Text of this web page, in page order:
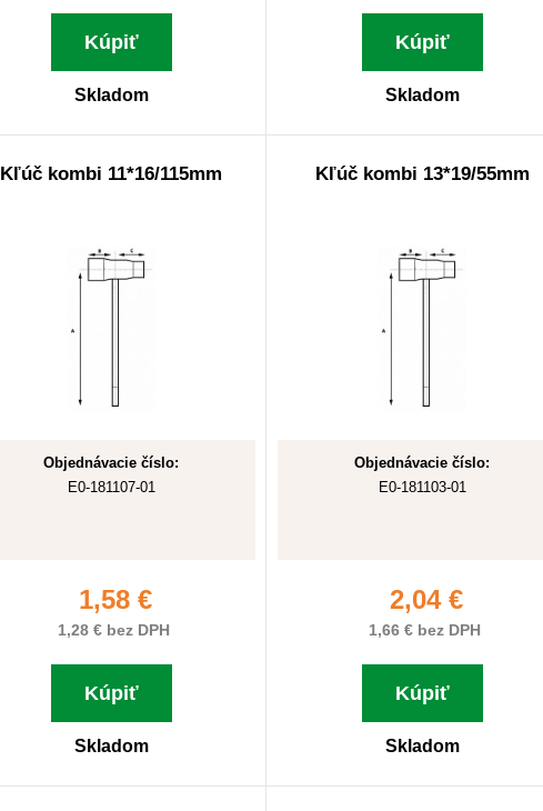
Kúpiť
Skladom
Kúpiť
Skladom
Kľúč kombi 11*16/115mm
Objednávacie číslo:
E0-181107-01
1,58 €
1,28 € bez DPH
Kúpiť
Skladom
Kľúč kombi 13*19/55mm
Objednávacie číslo:
E0-181103-01
2,04 €
1,66 € bez DPH
Kúpiť
Skladom